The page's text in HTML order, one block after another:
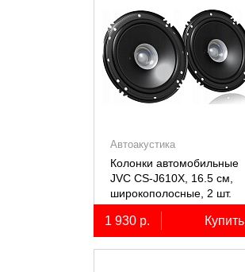
Автоакустика
Колонки автомобильные
JVC CS-J610X, 16.5 см,
широкополосные, 2 шт.
1 930 р. Купить